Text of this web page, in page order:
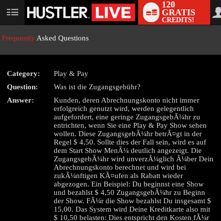
User
120
GRATIS
CREDITS!
Frequently Asked Questions
Category:
Play & Pay
Question:
Was ist die Zugangsgebühr?
Answer:
Kunden, deren Abrechnungskonto nicht immer
erfolgreich genutzt wird, werden gelegentlich
aufgefordert, eine geringe ZugangsgebÃ¼hr zu
entrichten, wenn Sie eine Play & Pay Show sehen
wollen. Diese ZugangsgebÃ¼hr betrÃ¤gt in der
Regel $ 4,50. Sollte dies der Fall sein, wird es auf
dem Start Show MenÃ¼ deutlich angezeigt. Die
ZugangsgebÃ¼hr wird unverzÃ¼glich Ã¼ber Dein
Abrechnungskonto berechnet und wird bei
zukÃ¼nftigen KÃ¤ufen als Rabatt wieder
abgezogen. Ein Beispiel: Du beginnst eine Show
und bezahlst $ 4,50 ZugangsgebÃ¼hr zu Beginn
der Show. FÃ¼r die Show bezahlst Du insgesamt $
15,00. Das System wird Deine Kreditkarte also mit
$ 10,50 belasten: Dies entspricht den Kosten fÃ¼r
LIMITED TIME OFFER!